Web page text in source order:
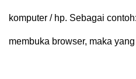
komputer / hp. Sebagai
membuka browser, maka